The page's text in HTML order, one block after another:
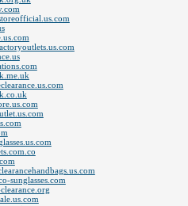
sunglasses.com